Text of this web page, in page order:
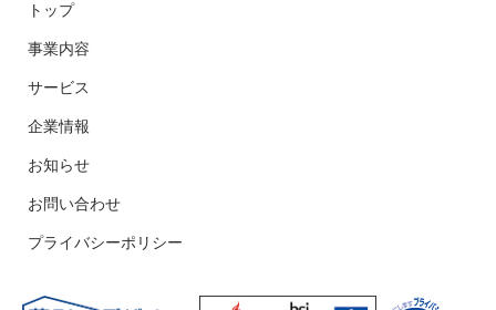
トップ
事業内容
サービス
企業情報
お知らせ
お問い合わせ
プライバシーポリシー